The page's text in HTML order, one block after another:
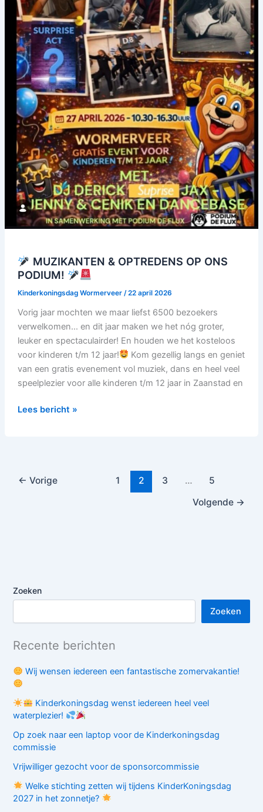
MUZIKANTEN & OPTREDENS OP ONS
PODIUM!
Kinderkoningsdag Wormerveer /22 april 2026
Vorig jaar mochten we maar liefst 6500 bezoekers
verwelkomen… en dit jaar maken we het nóg groter,
leuker en spectaculairder! En houden we het kosteloos
voor kinderen t/m 12 jaar!
Kom gezellig langs en geniet
van een gratis evenement vol muziek, dans en heel veel
speelplezier voor alle kinderen t/m 12 jaar in Zaanstad en
Lees bericht »
← Vorige 1 2 3 …
5
Volgende →
Zoeken
Zoeken
Recente berichten
Wij wensen iedereen een fantastische zomervakantie!
Kinderkoningsdag wenst iedereen heel veel
waterplezier!
Op zoek naar een laptop voor de Kinderkoningsdag
commissie
Vrijwilliger gezocht voor de sponsorcommissie
Welke stichting zetten wij tijdens KinderKoningsdag
2027 in het zonnetje?